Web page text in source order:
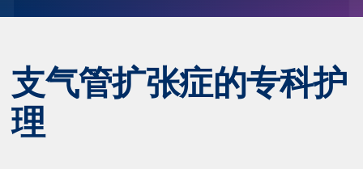
支气管扩张症的专科护
理